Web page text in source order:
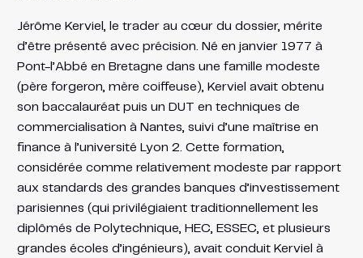
Jérôme Kerviel, le trader au cœur du dossier, mérite
d’être présenté avec précision. Né en janvier 1977 à
Pont-l’Abbé en Bretagne dans une famille modeste
(père forgeron, mère coiffeuse), Kerviel avait obtenu
son baccalauréat puis un DUT en techniques de
commercialisation à Nantes, suivi d’une maîtrise en
finance à l’université Lyon 2. Cette formation,
considérée comme relativement modeste par rapport
aux standards des grandes banques d’investissement
parisiennes (qui privilégiaient traditionnellement les
diplômés de Polytechnique, HEC, ESSEC, et plusieurs
grandes écoles d’ingénieurs), avait conduit Kerviel à